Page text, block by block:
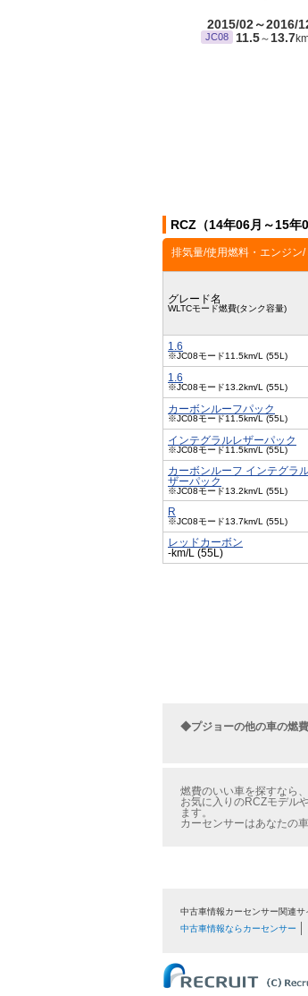
2015/02～2016/
JC08 11.5～ 13.7
RCZ（14年06月～15年
排気量/使用燃料・エンジン
グレード名
WLTCモード燃費(タンク容量)
1.6
※JC08モード11.5km/L (55L)
1.6
※JC08モード13.2km/L (55L)
カーボンルーフパック
※JC08モード11.5km/L (55L)
インテグラルレザーパック
※JC08モード11.5km/L (55L)
カーボンルーフ インテグラ
ザーパック
※JC08モード13.2km/L (55L)
R
※JC08モード13.7km/L (55L)
レッドカーボン
-km/L (55L)
◆プジョーの他の車の燃
燃費のいい車を探すなら
お気に入りのRCZモデル
ます。
カーセンサーはあなたの
中古車情報カーセンサー関連サ
中古車情報ならカーセンサー